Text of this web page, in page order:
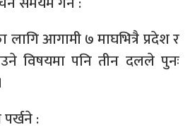
लागि आगामी ७ माघभित्रै प्रदेश र
विषयमा पनि तीन दलले पुनः
पर्खने :